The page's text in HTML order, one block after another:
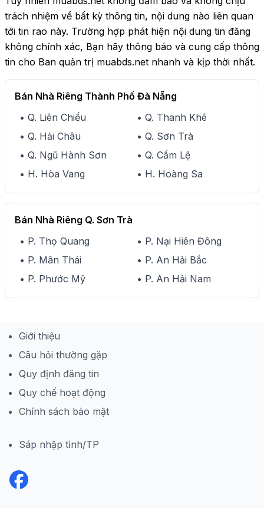
trách nhiệm về bất kỳ thông tin, nội dung nào liên quan
tới tin rao này. Trường hợp phát hiện nội dung tin đăng
không chính xác, Bạn hãy thông báo và cung cấp thông
tin cho Ban quản trị muabds.net nhanh và kịp thời nhất.
Bán Nhà Riêng Thành Phố Đà Nẵng
• Q. Liên Chiểu
• Q. Thanh Khê
• Q. Hải Châu
• Q. Sơn Trà
• Q. Ngũ Hành Sơn
• Q. Cẩm Lệ
• H. Hòa Vang
• H. Hoàng Sa
Bán Nhà Riêng Q. Sơn Trà
• P. Thọ Quang
• P. Nại Hiên Đông
• P. Mân Thái
• P. An Hải Bắc
• P. Phước Mỹ
• P. An Hải Nam
Giới thiệu
Câu hỏi thường gặp
Quy định đăng tin
Quy chế hoạt động
Chính sách bảo mật
Sáp nhập tỉnh/TP